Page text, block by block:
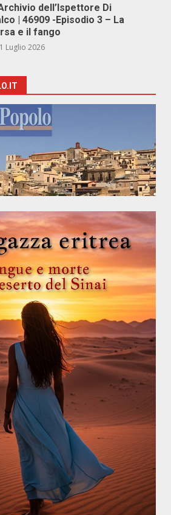
dell’Ispettore Di
| 46909 -Episodio 3 – La
e il fango
1 Luglio 2026